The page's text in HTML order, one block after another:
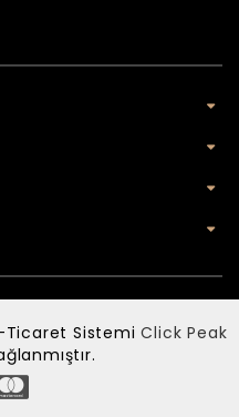
Ticaret SistemiClick Peak